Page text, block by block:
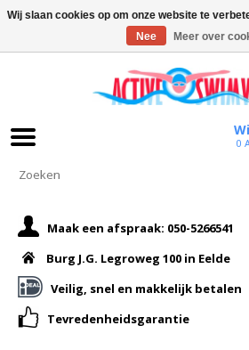
0
Maak een afspraak: 050-5266541
Burg J.G. Legroweg 100 in Eelde
Veilig, snel en makkelijk betalen
Tevredenheidsgarantie
Wij slaan cookies op om onze website te
Nee
Meer over